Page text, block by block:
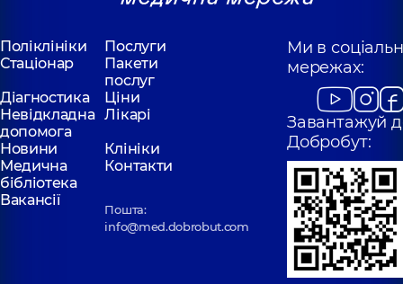
Поліклініки
Послуги
Стаціонар
Пакети
послуг
Діагностика
Ціни
Невідкладна
допомога
Лікарі
Новини
Клініки
Медична
бібліотека
Контакти
Вакансії
Пошта:
info@med.dobrobut.com
Ми в
мережах:
Завантажуй
Добробут: